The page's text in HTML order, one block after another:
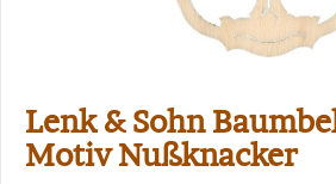
Lenk & Sohn
Motiv Nußknacker